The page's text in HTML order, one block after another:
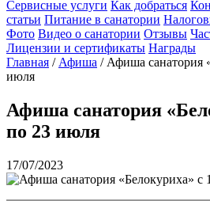
Сервисные услуги Как добраться
статьи Питание в санатории
Фото Видео о санатории Отзывы
Лицензии и сертификаты Награды
Главная / Афиша / Афиша санатория
июля
Афиша санатория
по 23 июля
17/07/2023